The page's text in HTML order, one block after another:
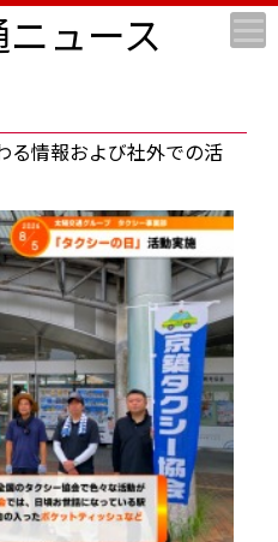
ュース
る情報および社外での活